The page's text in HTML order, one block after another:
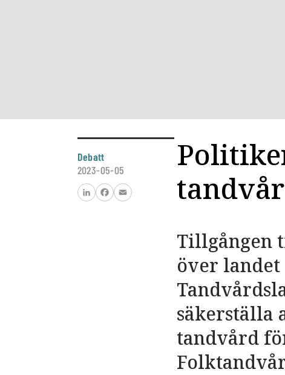
Debatt
2023-05-05
FacebookEmail
Tillgången
över
säkerställa
tandvård